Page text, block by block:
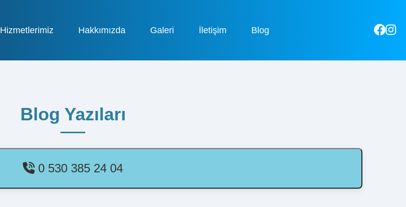
Hizmetlerimiz Hakkımızda Galeri İletişim Blog
Blog Yazıları
0 530 385 24 04